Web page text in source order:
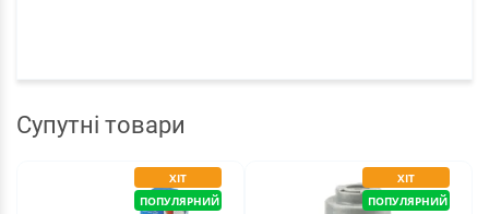
Супутні товари
ХІТ
ПОПУЛЯРНИЙ
ХІТ
ПОПУЛЯРНИЙ